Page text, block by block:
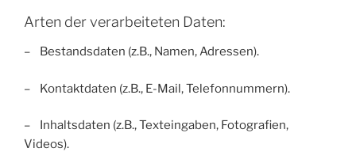
Arten der verarbeiteten Daten:
– Bestandsdaten (z.B., Namen, Adressen).
– Kontaktdaten (z.B., E-Mail, Telefonnummern).
– Inhaltsdaten (z.B., Texteingaben, Fotografien,
Videos).